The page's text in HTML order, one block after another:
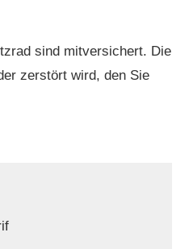
sind mitversichert. Die
zerstört wird, den Sie